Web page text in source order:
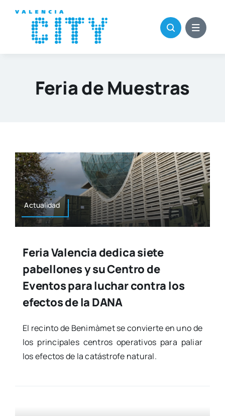
contenido
Feria de Muestras
Actua­li­dad
Feria Valencia dedica siete
pabellones y su Centro de
Eventos para luchar contra los
efectos de la DANA
El recin­to de Beni­mà­met se con­vier­te en uno de
los prin­ci­pa­les cen­tros ope­ra­ti­vos para paliar
los efec­tos de la catás­tro­fe natu­ral.